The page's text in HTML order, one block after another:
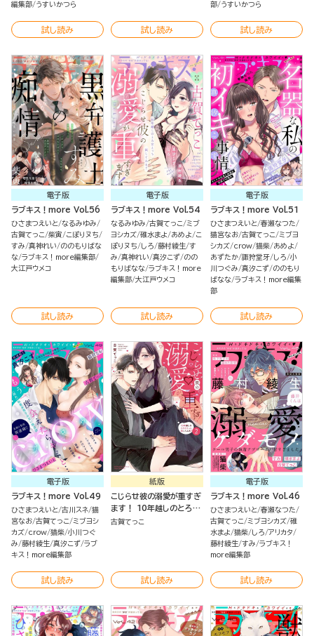
編集部 うすいかつら
試し読み 試し読み
部 うすいかつら
試し読み
電子版
ラブキス！more Vol.56
ひさまつえいと なるみゆみ
古賀てっこ 柴寅
こぽりヌち
すみ 真神れい
ののもりばな
な ラブキス！more編集部
大江戸ウメコ
試し読み
電子版
ラブキス！more Vol.54
なるみゆみ 古賀てっこ ミブ
ヨシカズ 碓水まよ あめよ
こ
ぽりヌち
しろ 藤村綾生 す
み 真神れい 真汐こず のの
もりばなな ラブキス！more
編集部 大江戸ウメコ
試し読み
電子版
ラブキス！more Vol.51
ひさまつえいと 春瀬なつた
猫宮なお 古賀てっこ ミブヨ
シカズ crow 猫柴 あめよ
あずたか 諏狩堂牙 しろ 小
川つぐみ 真汐こず ののもり
ばなな ラブキス！more編集
部
試し読み
電子版
ラブキス！more Vol.49
ひさまつえいと 古川スネ 猫
宮なお 古賀てっこ ミブヨシ
カズ crow 猫柴 小川つぐ
み 藤村綾生 真汐こず ラブ
キス！more編集部
試し読み
紙版
こじらせ彼の溺愛が重すぎ
ます！ 10年越しのとろ甘
えっち試してみる？ （2）
古賀てっこ
試し読み
電子版
ラブキス！more Vol.46
ひさまつえいと 春瀬なつた
古賀てっこ ミブヨシカズ 碓
水まよ 猫柴 しろ アリカタ
藤村綾生 すみ ラブキス！
more編集部
試し読み